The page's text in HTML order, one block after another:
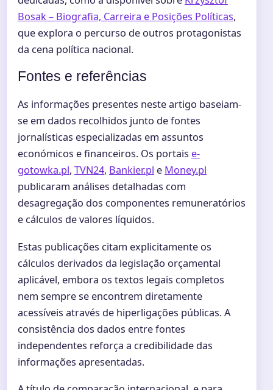
Bosak – Biografia, Carreira e Posições Políticas,
que explora o percurso de outros protagonistas
da cena política nacional.
Fontes e referências
As informações presentes neste artigo baseiam-
se em dados recolhidos junto de fontes
jornalísticas especializadas em assuntos
económicos e financeiros. Os portais e-
gotowka.pl, TVN24, Bankier.pl e Money.pl
publicaram análises detalhadas com
desagregação dos componentes remuneratórios
e cálculos de valores líquidos.
Estas publicações citam explicitamente os
cálculos derivados da legislação orçamental
aplicável, embora os textos legais completos
nem sempre se encontrem diretamente
acessíveis através de hiperligações públicas. A
consistência dos dados entre fontes
independentes reforça a credibilidade das
informações apresentadas.